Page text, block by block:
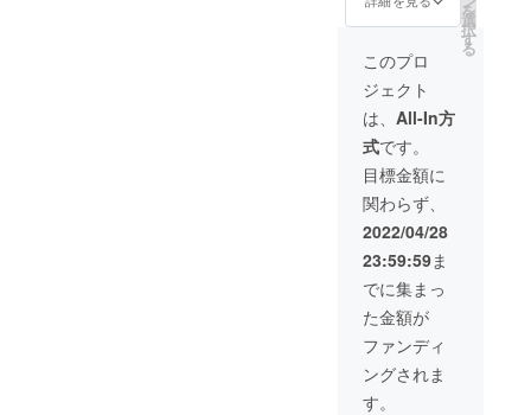
一人分
Megloo
テイク
アウト
代は上
みます
が、そ
れ以上
は1,000
円/人を
追加す
ること
で対応
可能で
す。 ※
そのま
まワー
ケー
す。ア
ギーの
有無
や、お
子様も
召し上
がる場
合は、
備考欄
旨を記
載下さ
い。 ※
原材料
及び添
加物等
の食品
ン等は
多少の
変更が
ある可
能性が
ありま
す。 10
個セッ
ト以上
の数量
をご希
望の場
合は、
リター
ン選択
後「上
乗せ支
援で応
・メイ
ン容
器 １
つ（二
段式、
容量約
800ml
、電子
レンジ/
食洗機
対応）
・カッ
プ容
器 １
つ（容
量約
300ml
、電子
レンジ/
食洗機
ゴ印
字 100
個（二
段式、
容量約
800ml
、電子
レンジ/
食洗機
対応）
・カッ
プ容器
+オリジ
ナルロ
ゴ印
字 100
個（容
量約
300ml
、電子
を
選
択
す
る
このプロ
ジェクト
は、 All-In方
式です。
目標金額に
関わらず、
2022/04/28
23:59:59ま
でに集まっ
た金額が
ファンディ
ングされま
す。